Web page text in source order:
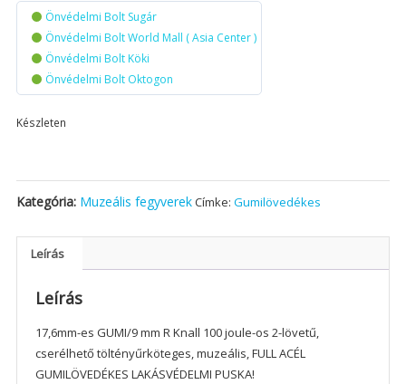
Önvédelmi Bolt Sugár
Önvédelmi Bolt World Mall ( Asia Center )
Önvédelmi Bolt Köki
Önvédelmi Bolt Oktogon
Készleten
Kategória: Muzeális fegyverekCímke: Gumilövedékes
Leírás
Leírás
17,6mm-es GUMI/9 mm R Knall 100 joule-os 2-lövetű,
cserélhető töltényűrköteges, muzeális, FULL ACÉL
GUMILÖVEDÉKES LAKÁSVÉDELMI PUSKA!